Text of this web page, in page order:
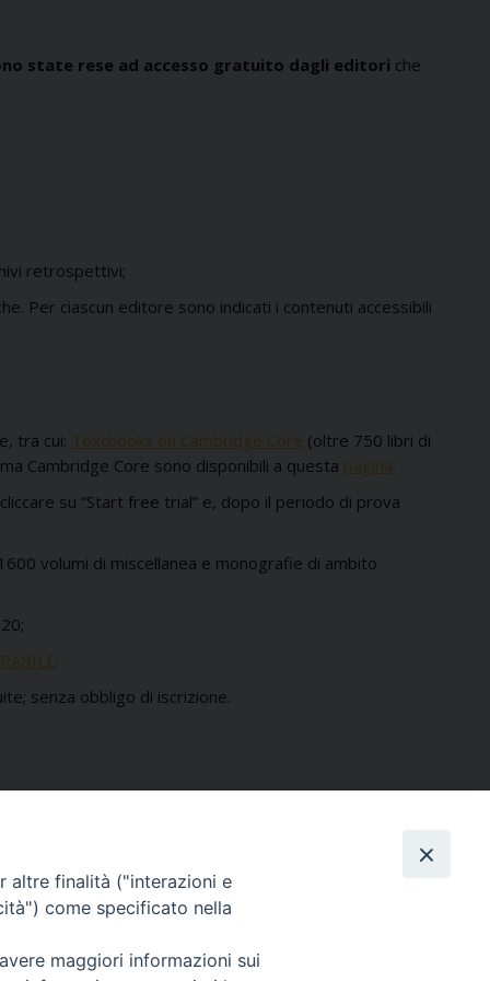
state rese ad accesso gratuito dagli editori che
retrospettivi;
Per ciascun editore sono indicati i contenuti accessibili
tra cui: Textbooks on Cambridge Core (oltre 750 libri di
Cambridge Core sono disponibili a questa pagina
su “Start free trial” e, dopo il periodo di prova
volumi di miscellanea e monografie di ambito
senza obbligo di iscrizione.
SERVIZI
altre finalità ("interazioni e
come specificato nella
maggiori informazioni sui